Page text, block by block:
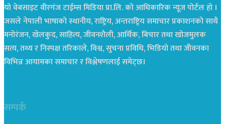
यो वेबसाइट वीरगंज टाईम्स मिडिया प्रा.लि. को आधिकारिक न्यूज पोर्टल हो ।
जसले नेपाली भाषाको स्थानीय, राष्ट्रिय, अन्तराष्ट्रिय समाचार प्रकाशनको साथै
मनोरंजन, खेलकुद, साहित्य, जीवनशैली, आर्थिक, बिचार तथा खोजमुलक
सत्य, तथ्य र निस्पक्ष तरिकाले, विश्व, सुचना प्रविधि, भिडियो तथा जीवनका
विभिन्न आयामका समाचार र विश्लेषणलाई समेट्छ।
सम्पर्क